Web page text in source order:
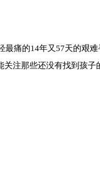
的14年又57天的艰
注那些还没有找到孩子